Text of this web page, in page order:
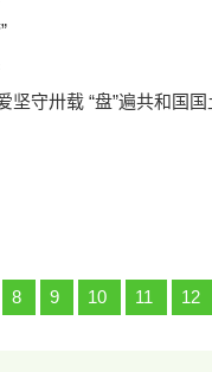
坚守卅载 “盘”遍共和国国
8 9 10 11 12